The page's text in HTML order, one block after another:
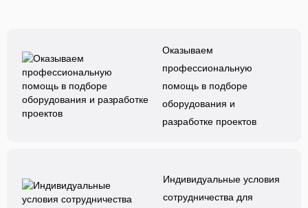
Оказываем
профессиональную
помощь в подборе
оборудования и
разработке проектов
Индивидуальные условия
сотрудничества для